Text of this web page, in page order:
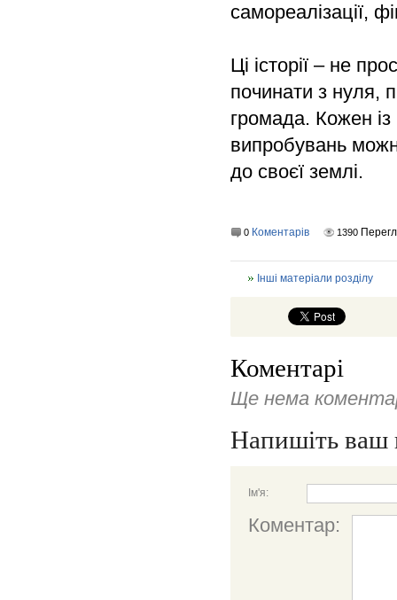
самореалізації,
Ці історії – не
починати з нуля,
громада. Кожен із
випробувань
до своєї землі.
0 Коментарів 1390
Інші матеріали розділу
Коментарі
Ще нема
Напишіть ваш
Ім'я:
Коментар: